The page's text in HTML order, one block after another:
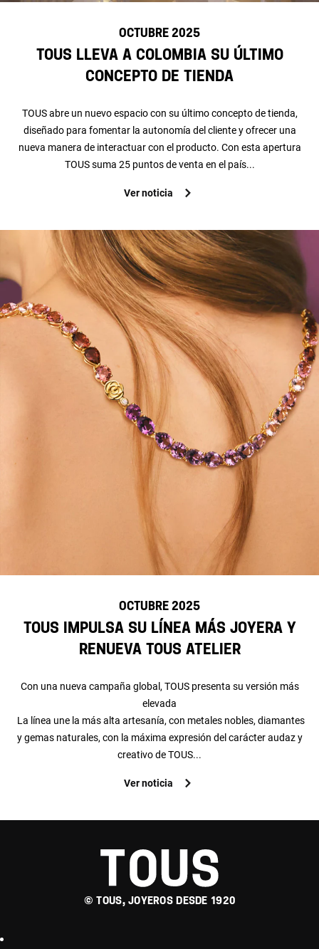
OCTUBRE 2025
TOUS lleva a Colombia su último
concepto de tienda
TOUS abre un nuevo espacio con su último concepto de tienda,
diseñado para fomentar la autonomía del cliente y ofrecer una
nueva manera de interactuar con el producto. Con esta apertura
TOUS suma 25 puntos de venta en el país...
Ver noticia
OCTUBRE 2025
TOUS impulsa su línea más joyera y
renueva TOUS Atelier
Con una nueva campaña global, TOUS presenta su versión más
elevada
La línea une la más alta artesanía, con metales nobles, diamantes
y gemas naturales, con la máxima expresión del carácter audaz y
creativo de TOUS...
Ver noticia
© TOUS, JOYEROS DESDE 1920